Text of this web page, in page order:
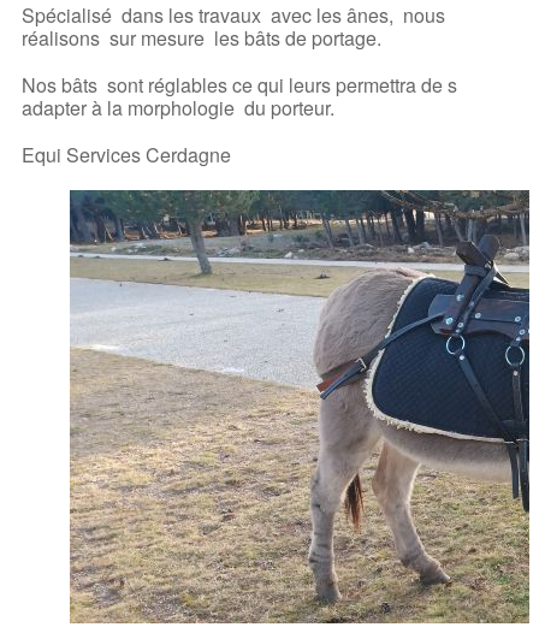
Spécialisé dans les travaux avec les ânes, nous
réalisons sur mesure les bâts de portage.
Nos bâts sont réglables ce qui leurs permettra de s
adapter à la morphologie du porteur.
Equi Services Cerdagne